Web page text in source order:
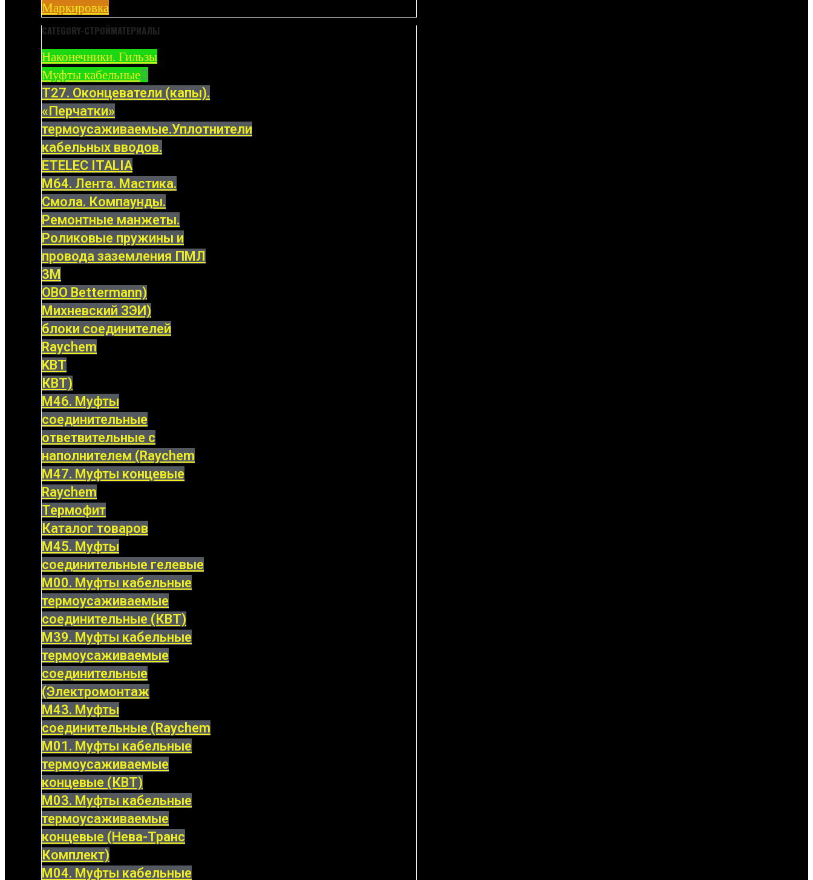
Маркировка
CATEGORY-СТРОЙМАТЕРИАЛЫ
Наконечники. Гильзы
Муфты кабельные
Т27. Оконцеватели (капы).
«Перчатки»
термоусаживаемые.Уплотнители
кабельных вводов.
ETELEC ITALIA
М64. Лента. Мастика.
Смола. Компаунды.
Ремонтные манжеты.
Роликовые пружины и
провода заземления ПМЛ
3M
OBO Bettermann)
Михневский ЗЭИ)
блоки соединителей
Raychem
KBT
КВТ)
М46. Муфты
соединительные
ответвительные с
наполнителем (Raychem
М47. Муфты концевые
Raychem
Термофит
Каталог товаров
М45. Муфты
соединительные гелевые
М00. Муфты кабельные
термоусаживаемые
соединительные (КВТ)
М39. Муфты кабельные
термоусаживаемые
соединительные
(Электромонтаж
М43. Муфты
соединительные (Raychem
М01. Муфты кабельные
термоусаживаемые
концевые (КВТ)
М03. Муфты кабельные
термоусаживаемые
концевые (Нева-Транс
Комплект)
М04. Муфты кабельные